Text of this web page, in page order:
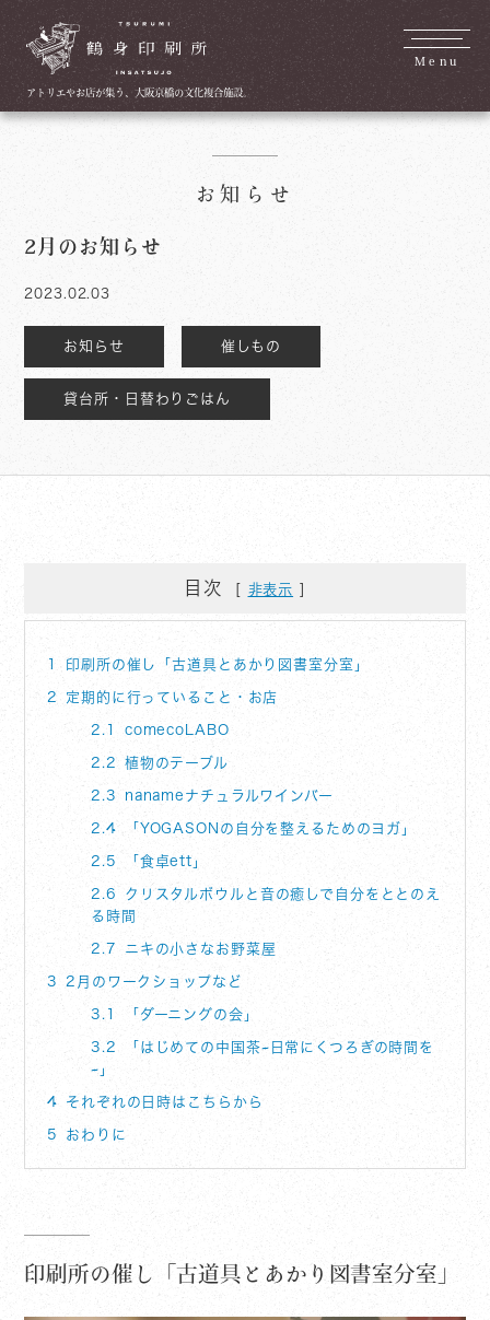
アトリエやお店が集う、大阪京橋の文化複合施設。
Menu
お知らせ
2月のお知らせ
2023.02.03
お知らせ 催しもの
貸台所・日替わりごはん
目次 非表示
1 印刷所の催し「古道具とあかり図書室分室」
2 定期的に行っていること・お店
2.1 comecoLABO
2.2 植物のテーブル
2.3 nanameナチュラルワインバー
2.4 「YOGASONの自分を整えるためのヨガ」
2.5 「食卓ett」
2.6
クリスタルボウルと音の癒しで自分をととのえ
る時間
2.7 ニキの小さなお野菜屋
3 2月のワークショップなど
3.1 「ダーニングの会」
3.2
「はじめての中国茶~日常にくつろぎの時間を
~」
4 それぞれの日時はこちらから
5 おわりに
印刷所の催し「古道具とあかり図書室分室」